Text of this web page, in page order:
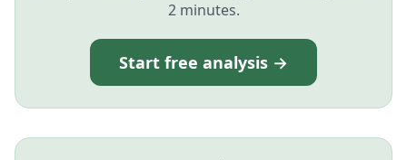
2 minutes.
Start free analysis →